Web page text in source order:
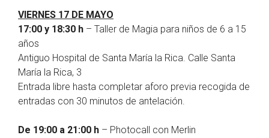
VIERNES 17 DE MAYO
17:00 y 18:30 h – Taller de Magia para niños de 6 a 15
años
Antiguo Hospital de Santa María la Rica. Calle Santa
María la Rica, 3
Entrada libre hasta completar aforo previa recogida de
entradas con 30 minutos de antelación.
De 19:00 a 21:00 h – Photocall con Merlin